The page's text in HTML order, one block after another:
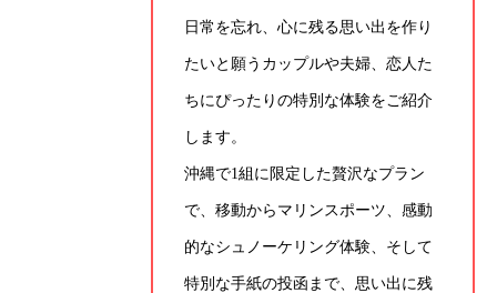
日常を忘れ、心に残る思い出を作り
たいと願うカップルや夫婦、恋人た
ちにぴったりの特別な体験をご紹介
します。
沖縄で1組に限定した贅沢なプラン
で、移動からマリンスポーツ、感動
的なシュノーケリング体験、そして
特別な手紙の投函まで、思い出に残